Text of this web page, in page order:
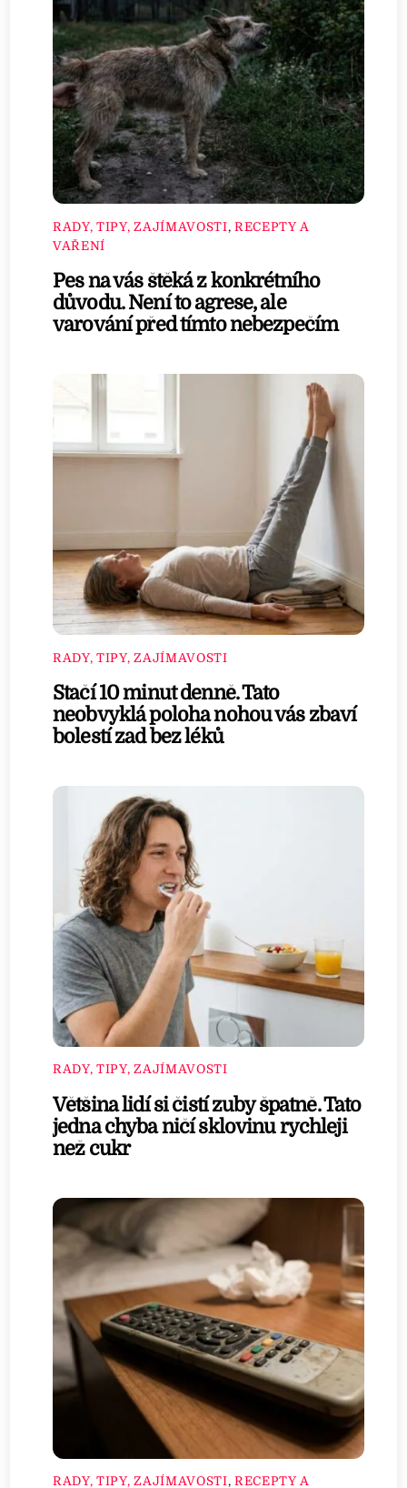
RADY, TIPY, ZAJÍMAVOSTI, RECEPTY A
VAŘENÍ
Pes na vás štěká z konkrétního
důvodu. Není to agrese, ale
varování před tímto nebezpečím
RADY, TIPY, ZAJÍMAVOSTI
Stačí 10 minut denně. Tato
neobvyklá poloha nohou vás zbaví
bolestí zad bez léků
RADY, TIPY, ZAJÍMAVOSTI
Většina lidí si čistí zuby špatně. Tato
jedna chyba ničí sklovinu rychleji
než cukr
RADY, TIPY, ZAJÍMAVOSTI, RECEPTY A